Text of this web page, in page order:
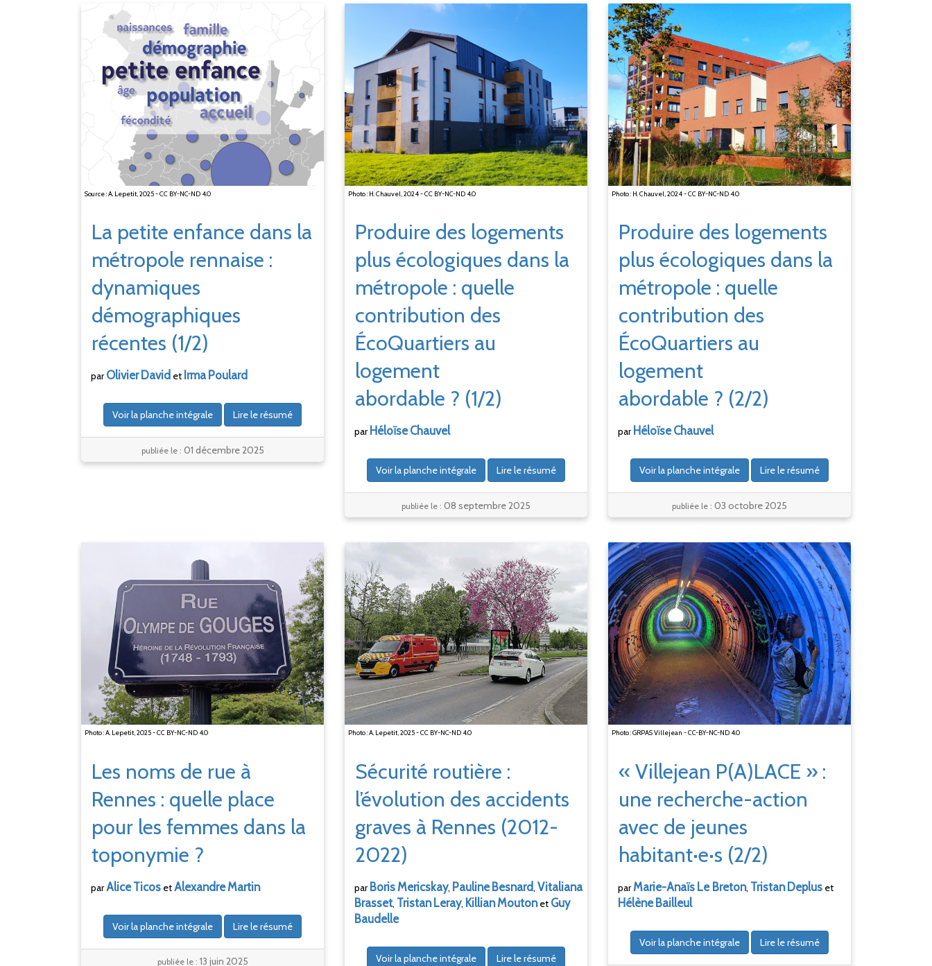
Source : A. Lepetit, 2025 - CC BY-NC-ND 4.0
La petite enfance dans la
métropole rennaise :
dynamiques
démographiques
récentes (1/2)
parOlivier David et Irma Poulard
Voir la planche intégrale Lire le résumé
publiée le : 01 décembre 2025
Photo : H. Chauvel, 2024 - CC BY-NC-ND 4.0
Produire des logements
plus écologiques dans la
métropole : quelle
contribution des
ÉcoQuartiers au
logement
abordable ? (1/2)
par Héloïse Chauvel
Voir la planche intégrale Lire le résumé
publiée le : 08 septembre 2025
Photo : H. Chauvel, 2024 - CC BY-NC-ND 4.0
Produire des logements
plus écologiques dans la
métropole : quelle
contribution des
ÉcoQuartiers au
logement
abordable ? (2/2)
par Héloïse Chauvel
Voir la planche intégrale Lire le résumé
publiée le : 03 octobre 2025
Photo : A. Lepetit, 2025 - CC BY-NC-ND 4.0
Les noms de rue à
Rennes : quelle place
pour les femmes dans la
toponymie ?
parAlice Ticos etAlexandre Martin
Voir la planche intégrale Lire le résumé
publiée le : 13 juin 2025
Photo : A. Lepetit, 2025 - CC BY-NC-ND 4.0
Sécurité routière :
l’évolution des accidents
graves à Rennes (2012-
2022)
parBoris Mericskay, Pauline Besnard, Vitaliana
Brasset, Tristan Leray, Killian Moutonet Guy
Baudelle
Voir la planche intégrale Lire le résumé
Photo : GRPAS Villejean - CC-BY-NC-ND 4.0
« Villejean P(A)LACE » :
une recherche-action
avec de jeunes
habitant·e·s (2/2)
parMarie-Anaïs Le Breton, Tristan Deplus et
Hélène Bailleul
Voir la planche intégrale Lire le résumé